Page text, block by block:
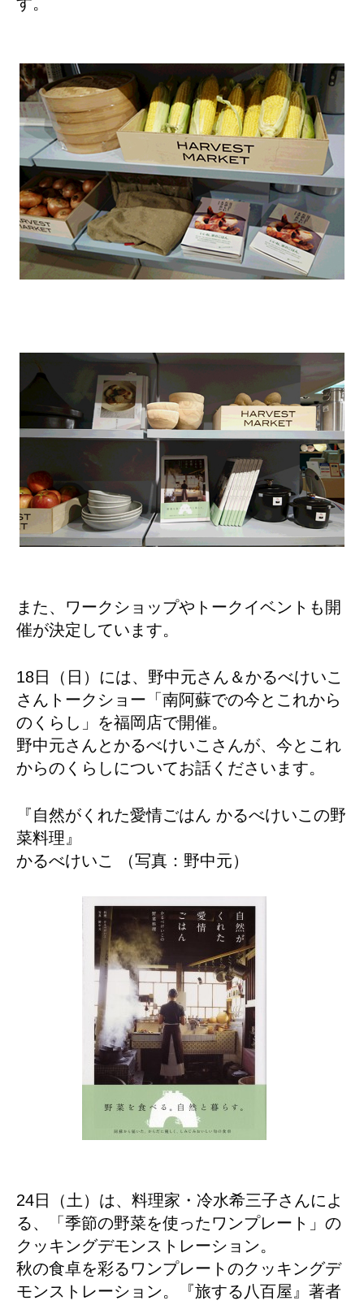
また、ワークショップやトークイベントも開
催が決定しています。
18日（日）には、野中元さん＆かるべけいこ
さんトークショー「南阿蘇での今とこれから
のくらし」を福岡店で開催。
野中元さんとかるべけいこさんが、今とこれ
からのくらしについてお話くださいます。
『自然がくれた愛情ごはん かるべけいこの野
菜料理』
かるべけいこ （写真：野中元）
24日（土）は、料理家・冷水希三子さんによ
る、「季節の野菜を使ったワンプレート」の
クッキングデモンストレーション。
秋の食卓を彩るワンプレートのクッキングデ
モンストレーション。『旅する八百屋』著者